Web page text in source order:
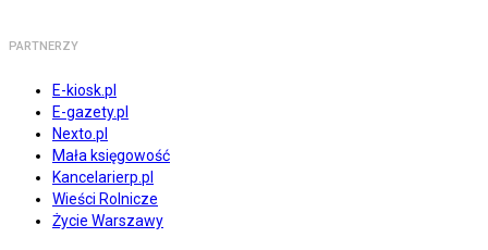
PARTNERZY
E-kiosk.pl
E-gazety.pl
Nexto.pl
Mała księgowość
Kancelarierp.pl
Wieści Rolnicze
Życie Warszawy